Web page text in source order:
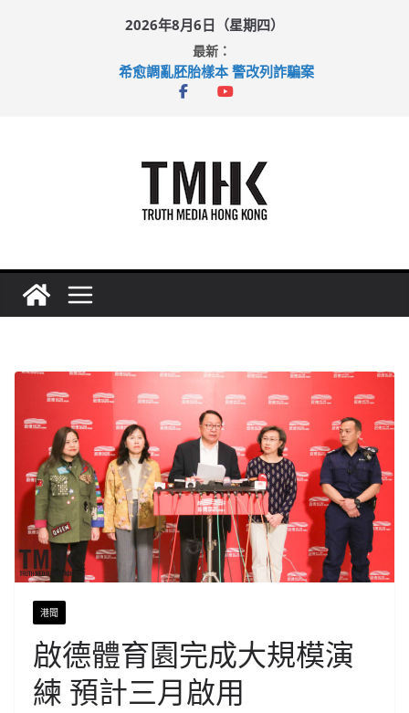
2026年8月6日（星期四）
最新：
希愈調亂胚胎樣本 警改列詐騙案
足球盛會次場激戰 祖雲達斯挫車路士
港聞
啟德體育園完成大規模演
練 預計三月啟用